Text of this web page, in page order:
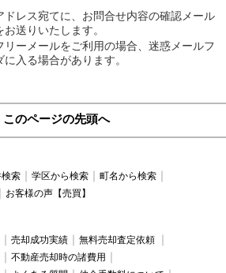
レス宛てに、お問合せ内容の確認メール
お送りいたします。
ーメールをご利用の場合、迷惑メールフ
に入る場合があります。
このページの先頭へ
索 学区から検索
町名から検索
お客様の声【売買】
売却成功実績
無料売却査定依頼
不動産売却時の諸費用